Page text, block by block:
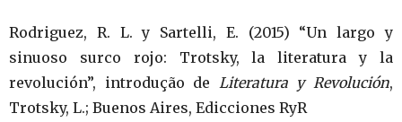
Rodriguez, R. L. y Sartelli, E. (2015) “Un largo y
sinuoso surco rojo: Trotsky, la literatura y la
revolución”, introdução de Literatura y Revolución,
Trotsky, L.; Buenos Aires, Edicciones RyR